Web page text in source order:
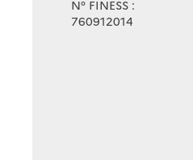
N° FINESS :
760912014